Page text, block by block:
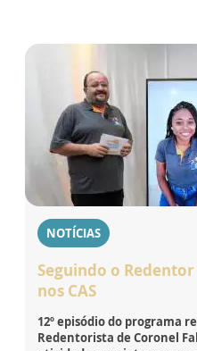
NOTÍCIAS
Seguindo o
nos CAS
12º episódio do programa
Redentorista de Coronel